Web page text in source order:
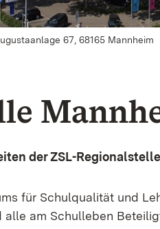
67, 68165 Mannheim
der ZSL-
für Schulqualität und
am Schulleben